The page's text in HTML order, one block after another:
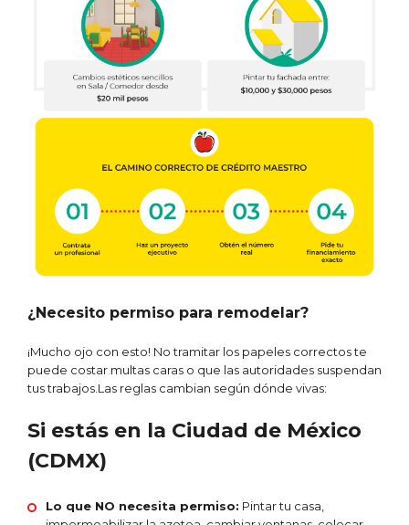
¿Necesito permiso para remodelar?
¡Mucho ojo con esto! No tramitar los papeles correctos te
puede costar multas caras o que las autoridades suspendan
tus trabajos.Las reglas cambian según dónde vivas:
Si estás en la Ciudad de México
(CDMX)
Lo que NO necesita permiso: Pintar tu casa,